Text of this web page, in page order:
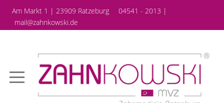
Am Markt 1 | 23909 Ratzeburg
04541 - 2013 |
mail@zahnkowski.de